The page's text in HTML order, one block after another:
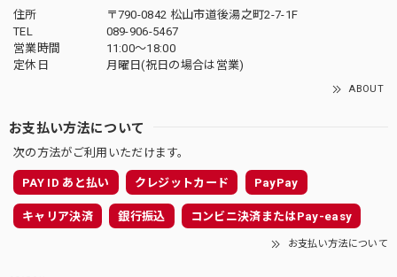
住所
〒790-0842 松山市道後湯之町2-7-1F
TEL
089-906-5467
営業時間
11:00〜18:00
定休日
月曜日(祝日の場合は営業)
ABOUT
お支払い方法について
次の方法がご利用いただけます。
PAY ID あと払い クレジットカード PayPay
キャリア決済 銀行振込 コンビニ決済またはPay-easy
お支払い方法について